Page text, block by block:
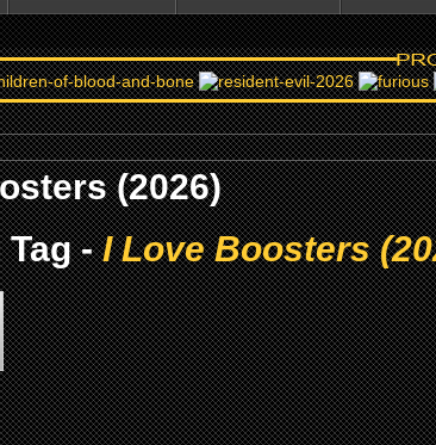
(2026)
Tag -I Love Boosters